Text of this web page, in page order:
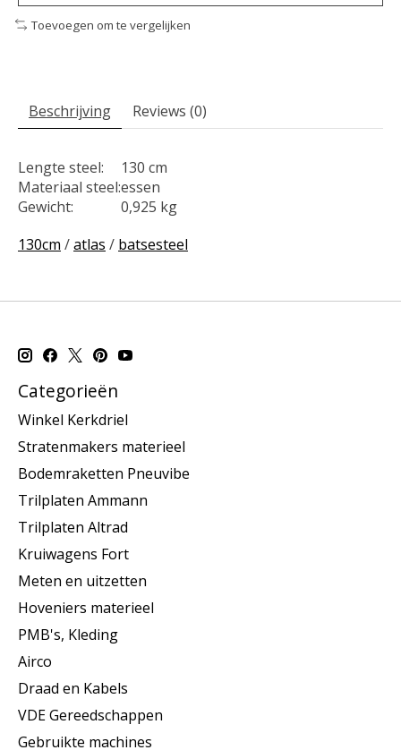
Toevoegen om te vergelijken
Beschrijving Reviews (0)
Lengte steel:
130 cm
Materiaal steel:essen
Gewicht:
0,925 kg
130cm /atlas / batsesteel
Categorieën
Winkel Kerkdriel
Stratenmakers materieel
Bodemraketten Pneuvibe
Trilplaten Ammann
Trilplaten Altrad
Kruiwagens Fort
Meten en uitzetten
Hoveniers materieel
PMB's, Kleding
Airco
Draad en Kabels
VDE Gereedschappen
Gebruikte machines